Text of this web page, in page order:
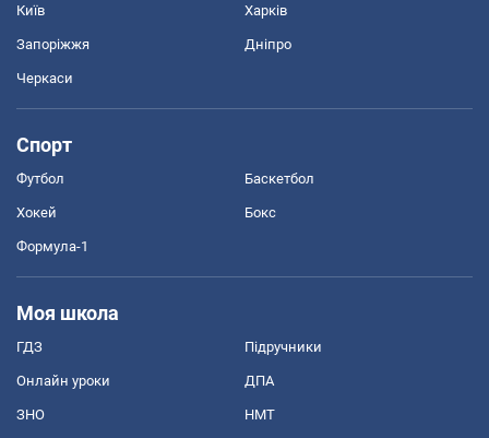
Київ Харків
Запоріжжя Дніпро
Черкаси
Спорт
Футбол Баскетбол
Хокей Бокс
Формула-1
Моя школа
ГДЗ Підручники
Онлайн уроки ДПА
ЗНО НМТ